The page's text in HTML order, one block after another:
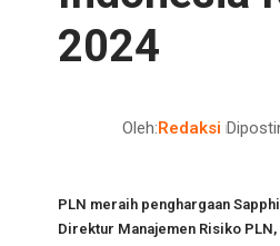
2024
Oleh:Redaksi
PLN meraih penghargaan
Direktur Manajemen Risiko